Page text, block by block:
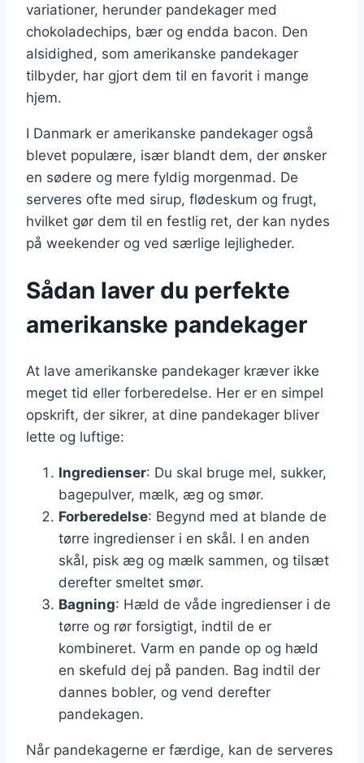
variationer, herunder pandekager med
chokoladechips, bær og endda bacon. Den
alsidighed, som amerikanske pandekager
tilbyder, har gjort dem til en favorit i mange
hjem.
I Danmark er amerikanske pandekager også
blevet populære, især blandt dem, der ønsker
en sødere og mere fyldig morgenmad. De
serveres ofte med sirup, flødeskum og frugt,
hvilket gør dem til en festlig ret, der kan nydes
på weekender og ved særlige lejligheder.
Sådan laver du perfekte
amerikanske pandekager
At lave amerikanske pandekager kræver ikke
meget tid eller forberedelse. Her er en simpel
opskrift, der sikrer, at dine pandekager bliver
lette og luftige:
Ingredienser: Du skal bruge mel, sukker,
bagepulver, mælk, æg og smør.
Forberedelse: Begynd med at blande de
tørre ingredienser i en skål. I en anden
skål, pisk æg og mælk sammen, og tilsæt
derefter smeltet smør.
Bagning: Hæld de våde ingredienser i de
tørre og rør forsigtigt, indtil de er
kombineret. Varm en pande op og hæld
en skefuld dej på panden. Bag indtil der
dannes bobler, og vend derefter
pandekagen.
Når pandekagerne er færdige, kan de serveres